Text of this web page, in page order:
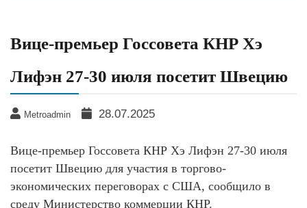
Вице-премьер Госсовета КНР Хэ
Лифэн 27-30 июля посетит Швецию
Metroadmin 28.07.2025
Вице-премьер Госсовета КНР Хэ Лифэн 27-30 июля
посетит Швецию для участия в торгово-
экономических переговорах с США, сообщило в
среду Министерство коммерции КНР.